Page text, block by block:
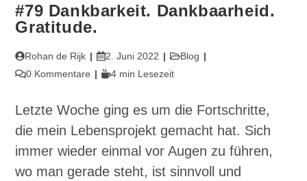
#79 Dankbarkeit. Dankbaarheid.
Gratitude.
Beitrags-
Autor:
Rohan de Rijk
Beitrag
veröffentlicht:
2. Juni 2022
Beitrags-
Kategorie:
Blog
Beitrags-
0 Kommentare Lesedauer:
4 min Lesezeit
Letzte Woche ging es um die Fortschritte,
die mein Lebensprojekt gemacht hat. Sich
immer wieder einmal vor Augen zu führen,
wo man gerade steht, ist sinnvoll und